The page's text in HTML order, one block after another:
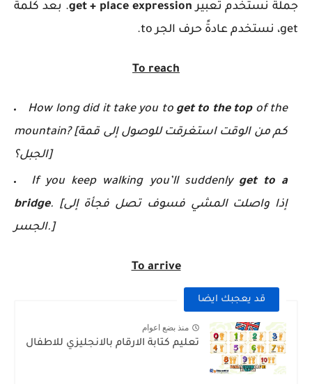
جملة نستخدم تعبير get + place expression. بعد كلمة
get، نستخدم عادةً حرف الجر to.
To reach
How long did it take you to get to the topof the
mountain? [كم من الوقت استغرقت للوصول إلى قمة
الجبل؟]
If you keep walking you’ll suddenly get to a
bridge. [إذا واصلت المشي فسوف تصل فجأة إلى
الجسر.]
To arrive
قد يعجبك ايضا
منذ بضع اعوام
تعليم كتابة الارقام بالانجليزي للاطفال